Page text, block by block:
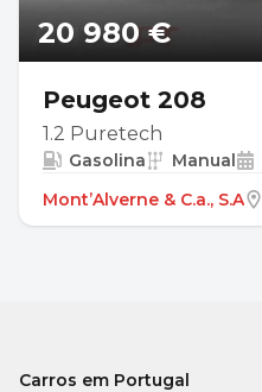
20 980 €
Peugeot 208
1.2 Puretech
Gasolina Manual
Mont’Alverne & C.a., S.A
Carros em Portugal